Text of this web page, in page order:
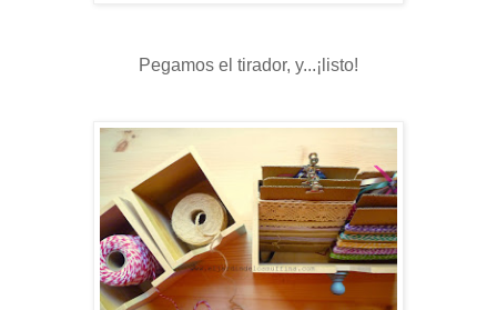
Pegamos el tirador, y...¡listo!